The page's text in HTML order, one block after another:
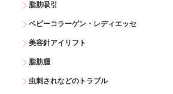
脂肪吸引
ベビーコラーゲン・レディエッセ
美容針アイリフト
脂肪腫
虫刺されなどのトラブル